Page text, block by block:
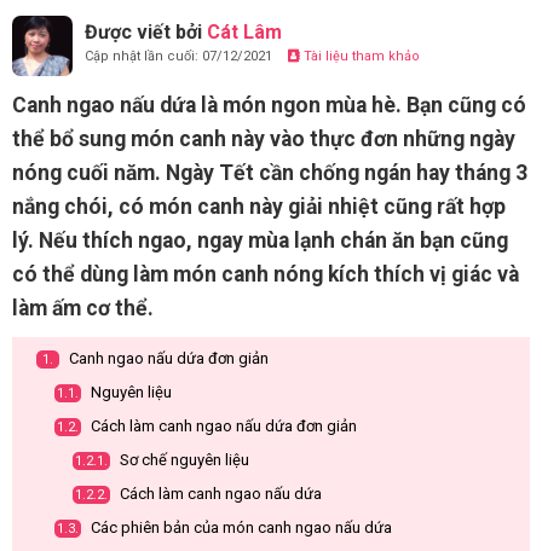
Được viết bởi Cát Lâm
Cập nhật lần cuối: 07/12/2021 Tài liệu tham khảo
Canh ngao nấu dứa là món ngon mùa hè. Bạn cũng có
thể bổ sung món canh này vào thực đơn những ngày
nóng cuối năm. Ngày Tết cần chống ngán hay tháng 3
nắng chói, có món canh này giải nhiệt cũng rất hợp
lý. Nếu thích ngao, ngay mùa lạnh chán ăn bạn cũng
có thể dùng làm món canh nóng kích thích vị giác và
làm ấm cơ thể.
1. Canh ngao nấu dứa đơn giản
1.1. Nguyên liệu
1.2. Cách làm canh ngao nấu dứa đơn giản
1.2.1. Sơ chế nguyên liệu
1.2.2. Cách làm canh ngao nấu dứa
1.3. Các phiên bản của món canh ngao nấu dứa